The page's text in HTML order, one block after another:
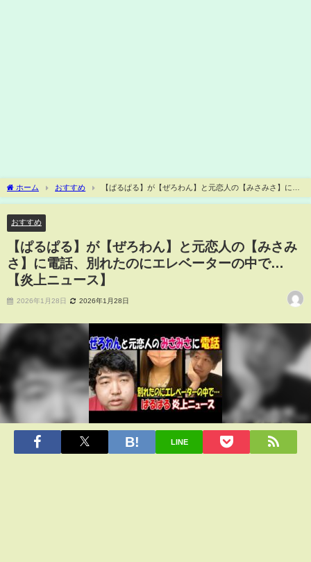
ホーム おすすめ
【ぱるぱる】が【ぜろわん】と元恋人の【みさみさ】に電
話、別れたのにエレベーターの中で…【炎上ニュース】
おすすめ
【ぱるぱる】が【ぜろわん】と元恋人の【みさみ
さ】に電話、別れたのにエレベーターの中で…
【炎上ニュース】
2026年1月28日 2026年1月28日
LINE